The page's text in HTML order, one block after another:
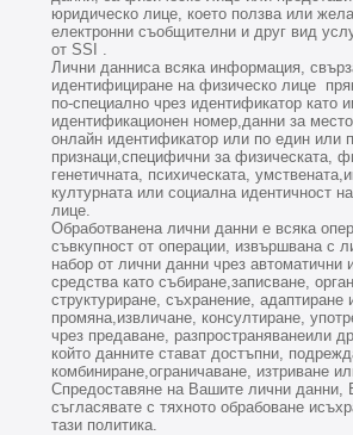
юридическо лице, което ползва или
електронни съобщителни и друг вид
от SSI .
Лични данниса всяка информация,
идентифициране на физическо лице
по-специално чрез идентификатор като
идентификационен номер,данни за
онлайн идентификатор или по един или
признаци,специфични за физическата,
генетичната, психическата,
културната или социална идентичност
лице.
Обработванена лични данни е всяка
съвкупност от операции, извършвана с
набор от лични данни чрез автоматични
средства като събиране,записване,
структуриране, съхранение, адаптиране
промяна,извличане, консултиране,
чрез предаване, разпространяванеили
който данните стават достъпни,
комбиниране,ограничаване, изтриване
Спредоставяне на Вашите лични данни,
съгласявате с тяхното обрабоване
тази политика.